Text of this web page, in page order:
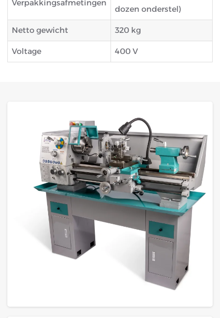
Verpakkingsafmetingen
dozen onderstel)
Netto gewicht 320 kg
Voltage 400 V
GROTE FOTO